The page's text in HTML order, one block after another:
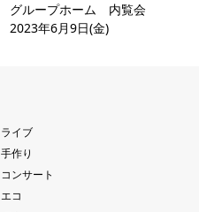
グループホーム 内覧会
2023年6月9日(金)
ライブ
手作り
コンサート
エコ